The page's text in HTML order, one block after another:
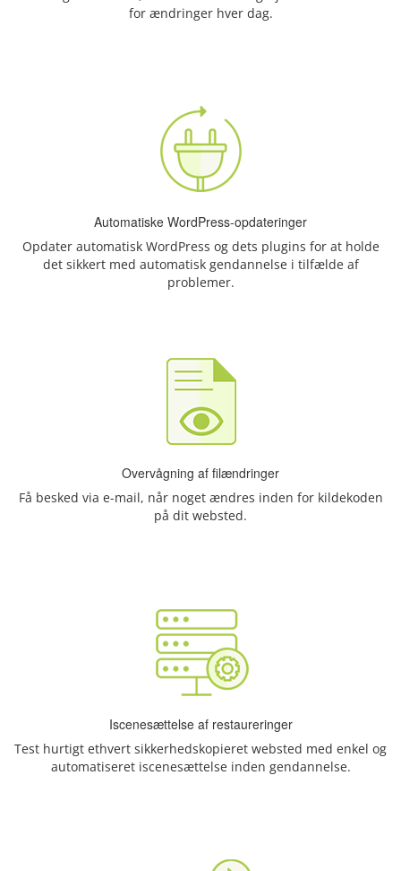
for ændringer hver dag.
Automatiske WordPress-opdateringer
Opdater automatisk WordPress og dets plugins for at holde
det sikkert med automatisk gendannelse i tilfælde af
problemer.
Overvågning af filændringer
Få besked via e-mail, når noget ændres inden for kildekoden
på dit websted.
Iscenesættelse af restaureringer
Test hurtigt ethvert sikkerhedskopieret websted med enkel og
automatiseret iscenesættelse inden gendannelse.